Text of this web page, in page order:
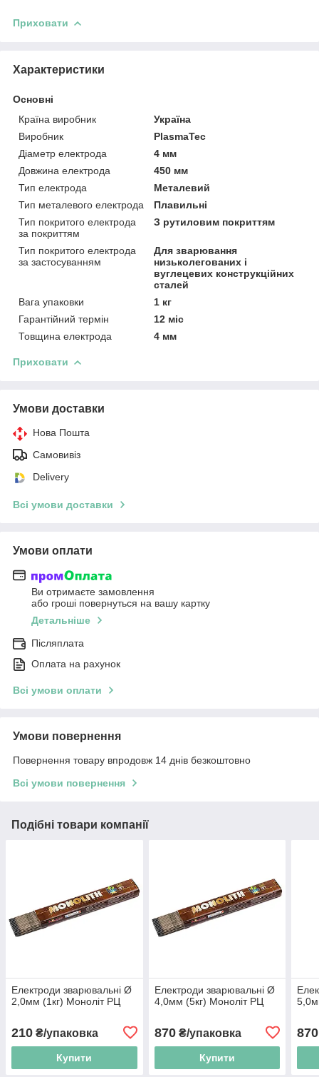
Приховати
Характеристики
Основні
Країна виробник
Україна
Виробник
PlasmaTec
Діаметр електрода
4 мм
Довжина електрода
450 мм
Тип електрода
Металевий
Тип металевого електрода
Плавильні
Тип покритого електрода
за покриттям
З рутиловим покриттям
Тип покритого електрода
за застосуванням
Для зварювання
низьколегованих і
вуглецевих конструкційних
сталей
Вага упаковки
1 кг
Гарантійний термін
12 міс
Товщина електрода
4 мм
Приховати
Умови доставки
Нова Пошта
Самовивіз
Delivery
Всі умови доставки
Умови оплати
Ви отримаєте замовлення
або гроші повернуться на вашу картку
Детальніше
Післяплата
Оплата на рахунок
Всі умови оплати
Умови повернення
Повернення товару впродовж 14 днів безкоштовно
Всі умови повернення
Подібні товари компанії
Електроди зварювальні Ø
2,0мм (1кг) Моноліт РЦ
210 ₴/упаковка
Купити
Електроди зварювальні Ø
4,0мм (5кг) Моноліт РЦ
870₴/упаковка
Купити
870